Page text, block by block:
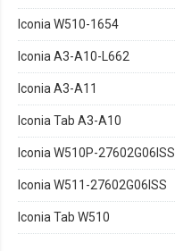
Iconia W510-1654
Iconia A3-A10-L662
Iconia A3-A11
Iconia Tab A3-A10
Iconia W510P-27602G06ISS
Iconia W511-27602G06ISS
Iconia Tab W510